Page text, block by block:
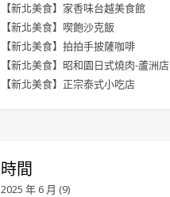
【新北美食】家香味台越美食館
【新北美食】喫飽沙克飯
【新北美食】拍拍手披薩咖啡
【新北美食】昭和園日式燒肉-蘆洲店
【新北美食】正宗泰式小吃店
時間
2025 年 6 月 (9)